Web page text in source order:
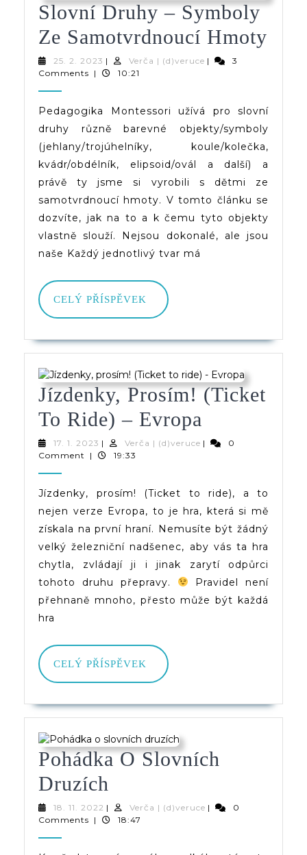
Slovní Druhy – Symboly
Ze Samotvrdnoucí Hmoty
Ze
25. 2. 2023 25.
2.
| Verča | (d)veruceVerča
|
3
Comments | 10:21
Pedagogika Montessori užívá pro slovní
druhy různě barevné objekty/symboly
(jehlany/trojúhelníky, koule/kolečka,
kvádr/obdélník, elipsoid/ovál a další) a
právě ty jsme si vyrobili s dětmi ze
samotvrdnoucí hmoty. V tomto článku se
dozvíte, jak na to a k čemu tyto objekty
vlastně slouží. Nejsou dokonalé, ale jsou
naše Každý jednotlivý tvar má
CELÝ PŘÍSPĚVEK
CELÝ
PŘÍSPĚVEK
Jízdenky, Prosím! (Ticket
To Ride) – Evropa
Prosím!
To
Ride)
–
Evropa
17. 1. 2023 17.
1.
| Verča | (d)veruceVerča
|
0
Comment
| 19:33
Jízdenky, prosím! (Ticket to ride), a to
nejen verze Evropa, to je hra, která si mě
získala na první hraní. Nemusíte být žádný
velký železniční nadšenec, aby vás ta hra
chytla, zvládají ji i jinak zarytí odpůrci
tohoto druhu přepravy.
Pravidel není
přehnaně mnoho, přesto může být každá
hra
CELÝ PŘÍSPĚVEK
CELÝ
PŘÍSPĚVEK
Pohádka O Slovních
Druzích
O
18. 11. 2022 18.
11.
| Verča | (d)veruceVerča
|
0
Comments | 18:47